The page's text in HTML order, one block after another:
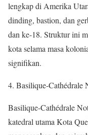
lengkap di Amerika
dinding, bastion, dan
dan ke-18. Struktur ini
kota selama masa
signifikan.
4. Basilique-Cathédrale
Basilique-Cathédrale
katedral utama Kota